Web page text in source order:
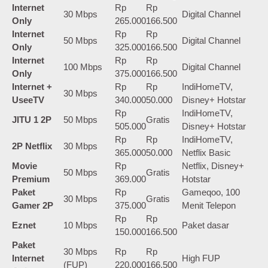
Internet
Only
30 Mbps
Rp
265.000
Rp
166.500
Digital Channel
Internet
Only
50 Mbps
Rp
325.000
Rp
166.500
Digital Channel
Internet
Only
100 Mbps
Rp
375.000
Rp
166.500
Digital Channel
Internet +
UseeTV
30 Mbps
Rp
340.000
Rp
50.000
IndiHomeTV,
Disney+ Hotstar
JITU 1 2P
50 Mbps
Rp
505.000
Gratis
IndiHomeTV,
Disney+ Hotstar
2P Netflix
30 Mbps
Rp
365.000
Rp
50.000
IndiHomeTV,
Netflix Basic
Movie
Premium
50 Mbps
Rp
369.000
Gratis
Netflix, Disney+
Hotstar
Paket
Gamer 2P
30 Mbps
Rp
375.000
Gratis
Gameqoo, 100
Menit Telepon
Eznet
10 Mbps
Rp
150.000
Rp
166.500
Paket dasar
Paket
Internet
30 Mbps
(FUP)
Rp
220.000
Rp
166.500
High FUP